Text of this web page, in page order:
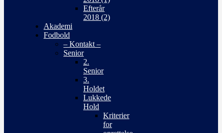
Efterår
2018 (2)
Akademi
Fodbold
– Kontakt –
Senior
2.
Senior
3.
Holdet
Lukkede
Hold
Kriterier
for